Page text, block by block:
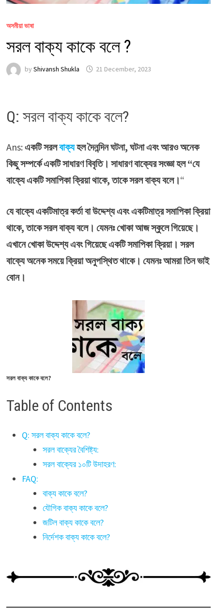
অসমীয়া ভাষা
সরল বাক্য কাকে বলে ?
by Shivansh Shukla 21 December, 2023
Q: সরল বাক্য কাকে বলে?
Ans: একটি সরলবাক্যহল দৈনন্দিন ঘটনা, ঘটনা এবং আরও অনেক
কিছু সম্পর্কে একটি সাধারণ বিবৃতি। সাধারণ বাক্যের সংজ্ঞা হল “যে
বাক্যে একটি সমাপিকা ক্রিয়া থাকে, তাকে সরল বাক্য বলে।“
যে বাক্যে একটিমাত্র কর্তা বা উদ্দেশ্য এবং একটিমাত্র সমাপিকা ক্রিয়া
থাকে, তাকে সরল বাক্য বলে। যেমনঃ খোকা আজ স্কুলে গিয়েছে।
এখানে খোকা উদ্দেশ্য এবং গিয়েছে একটি সমাপিকা ক্রিয়া। সরল
বাক্যে অনেক সময়ে ক্রিয়া অনুপস্থিত থাকে। যেমনঃ আমরা তিন ভাই
বোন।
সরল বাক্য কাকে বলে?
Table of Contents
Q: সরল বাক্য কাকে বলে?
সরল বাক্যের বৈশিষ্ট্য:
সরল বাক্যের ১০টি উদাহরণ:
FAQ:
বাক্য কাকে বলে?
যৌগিক বাক্য কাকে বলে?
জটিল বাক্য কাকে বলে?
নির্দেশক বাক্য কাকে বলে?